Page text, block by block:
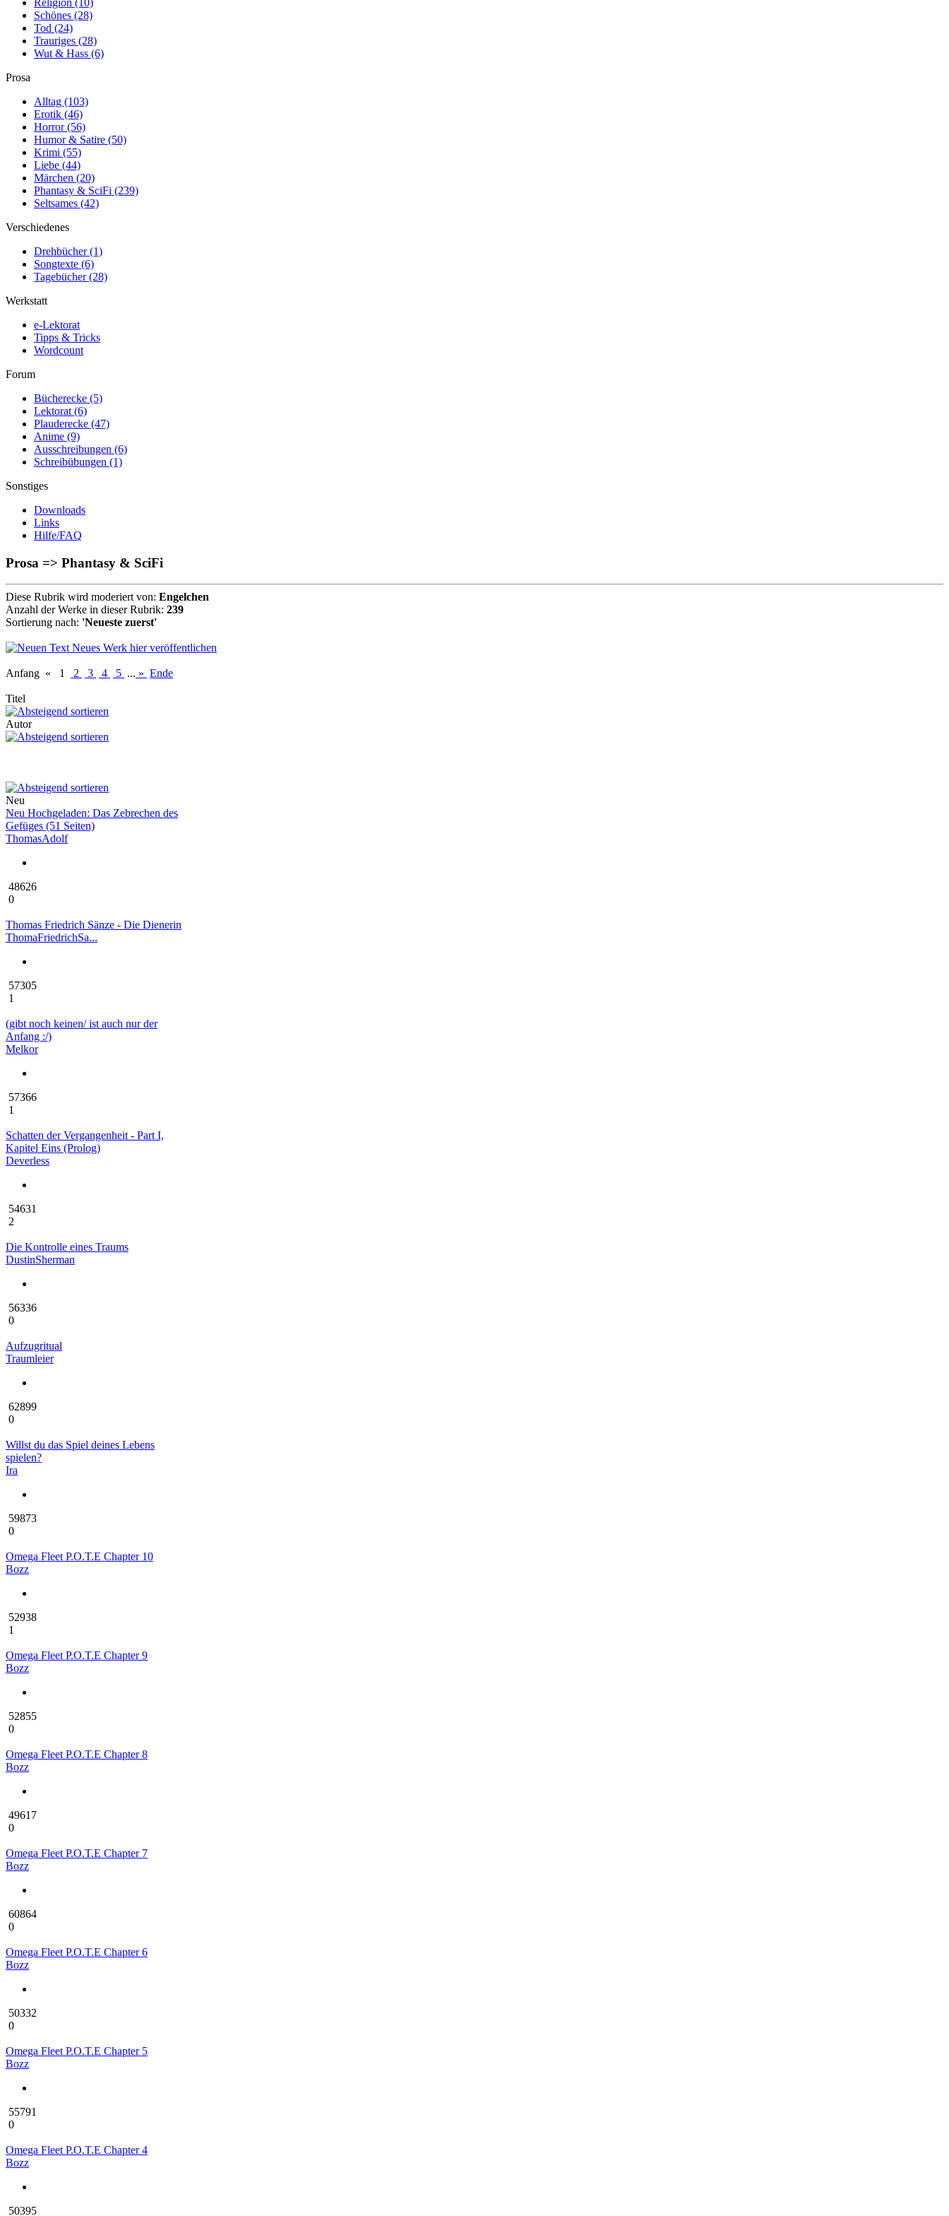
Religion (10)
Schönes (28)
Tod (24)
Trauriges (28)
Wut & Hass (6)
Prosa
Alltag (103)
Erotik (46)
Horror(56)
Humor & Satire (50)
Krimi (55)
Liebe (44)
Märchen (20)
Phantasy & SciFi (239)
Seltsames (42)
Verschiedenes
Drehbücher(1)
Songtexte (6)
Tagebücher(28)
Werkstatt
e-Lektorat
Tipps & Tricks
Wordcount
Forum
Bücherecke (5)
Lektorat (6)
Plauderecke (47)
Anime (9)
Ausschreibungen (6)
Schreibübungen (1)
Sonstiges
Downloads
Links
Hilfe/FAQ
Prosa => Phantasy & SciFi
Diese Rubrik wird moderiert von: Engelchen
Anzahl der Werke in dieser Rubrik: 239
Sortierung nach: 'Neueste zuerst'
Neues Werk hier veröffentlichen
Anfang « 1 2 3 4 5 ... » Ende
Titel
Autor
Neu
Neu Hochgeladen: Das Zebrechen des
Gefüges (51 Seiten)
ThomasAdolf
48626
0
Thomas Friedrich Sänze - Die Dienerin
ThomaFriedrichSa...
57305
1
(gibt noch keinen/ ist auch nur der
Anfang :/)
Melkor
57366
1
Schatten der Vergangenheit - Part I,
Kapitel Eins (Prolog)
Deverless
54631
2
Die Kontrolle eines Traums
DustinSherman
56336
0
Aufzugritual
Traumleier
62899
0
Willst du das Spiel deines Lebens
spielen?
Ira
59873
0
Omega Fleet P.O.T.E Chapter 10
Bozz
52938
1
Omega Fleet P.O.T.E Chapter 9
Bozz
52855
0
Omega Fleet P.O.T.E Chapter 8
Bozz
49617
0
Omega Fleet P.O.T.E Chapter 7
Bozz
60864
0
Omega Fleet P.O.T.E Chapter 6
Bozz
50332
0
Omega Fleet P.O.T.E Chapter 5
Bozz
55791
0
Omega Fleet P.O.T.E Chapter 4
Bozz
50395